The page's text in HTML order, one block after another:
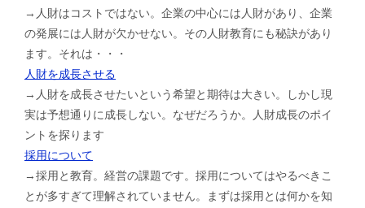
→人財はコストではない。企業の中心には人財があり、企業
の発展には人財が欠かせない。その人財教育にも秘訣があり
ます。それは・・・
人財を成長させる
→人財を成長させたいという希望と期待は大きい。しかし現
実は予想通りに成長しない。なぜだろうか。人財成長のポイ
ントを探ります
採用について
→採用と教育。経営の課題です。採用についてはやるべきこ
とが多すぎて理解されていません。まずは採用とは何かを知